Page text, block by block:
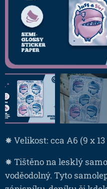
✸ Velikost: cca A6 (9 x
✸ Tištěno na lesklý
voděodolný. Tyto